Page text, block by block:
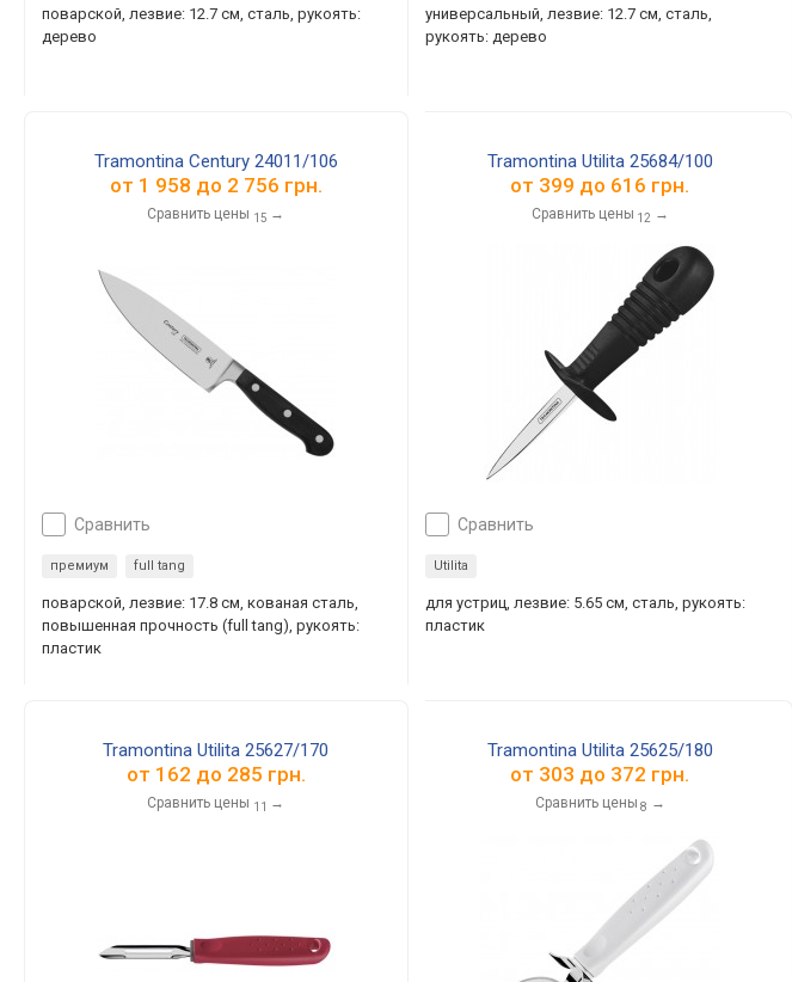
поварской, лезвие: 12.7 см, сталь, рукоять:
дерево
универсальный, лезвие: 12.7 см, сталь,
рукоять: дерево
Tramontina Century 24011/106
от 1 958 до 2 756 грн.
Сравнить цены 15 →
сравнить
премиум full tang
поварской, лезвие: 17.8 см, кованая сталь,
повышенная прочность (full tang), рукоять:
пластик
Tramontina Utilita 25684/100
от 399 до 616 грн.
Сравнить цены 12 →
сравнить
Utilita
для устриц, лезвие: 5.65 см, сталь, рукоять:
пластик
Tramontina Utilita 25627/170
от 162 до 285 грн.
Сравнить цены 11 →
Tramontina Utilita 25625/180
от 303 до 372 грн.
Сравнить цены 8 →